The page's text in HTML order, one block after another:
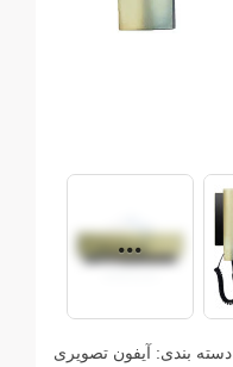
دسته بندی: آیفون تصویری